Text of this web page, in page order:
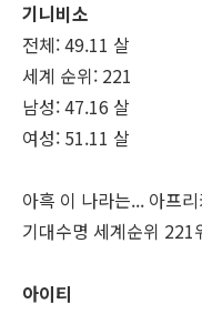
기니비소
전체: 49.11 살
세계 순위: 221
남성: 47.16 살
여성: 51.11 살
아흑 이 나라는... 아프
기대수명 세계순위 221
아이티